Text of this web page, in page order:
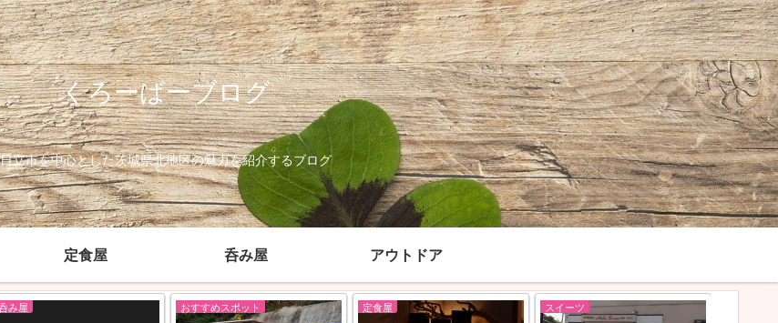
くろーばーブログ
日立市を中心とした茨城県北地区の魅力を紹介するブログ
定食屋 呑み屋 アウトドア
定食屋 スイーツ 呑み屋